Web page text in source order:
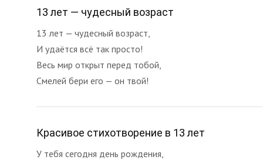
13 лет — чудесный возраст
13 лет — чудесный возраст,
И удаётся всё так просто!
Весь мир открыт перед тобой,
Смелей бери его — он твой!
Красивое стихотворение в 13 лет
У тебя сегодня день рождения,